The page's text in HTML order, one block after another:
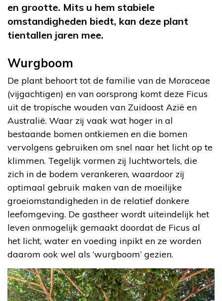
en grootte. Mits u hem stabiele
omstandigheden biedt, kan deze plant
tientallen jaren mee.
Wurgboom
De plant behoort tot de familie van de Moraceae
(vijgachtigen) en van oorsprong komt deze Ficus
uit de tropische wouden van Zuidoost Azië en
Australië. Waar zij vaak wat hoger in al
bestaande bomen ontkiemen en die bomen
vervolgens gebruiken om snel naar het licht op te
klimmen. Tegelijk vormen zij luchtwortels, die
zich in de bodem verankeren, waardoor zij
optimaal gebruik maken van de moeilijke
groeiomstandigheden in de relatief donkere
leefomgeving. De gastheer wordt uiteindelijk het
leven onmogelijk gemaakt doordat de Ficus al
het licht, water en voeding inpikt en ze worden
daarom ook wel als ‘wurgboom’ gezien.